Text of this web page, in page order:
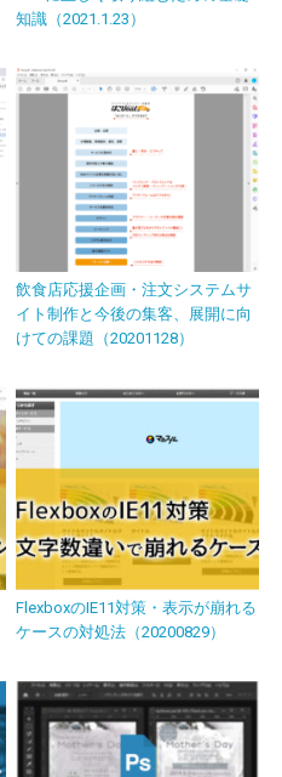
知識（2021.1.23）
飲食店応援企画・注文システムサ
イト制作と今後の集客、展開に向
けての課題（20201128）
FlexboxのIE11対策・表示が崩れる
ケースの対処法（20200829）